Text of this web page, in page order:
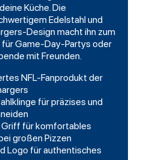
Küche. Die
Edelstahl und
Design macht ihn zum
Game-Day-Partys oder
mit Freunden.
NFL-Fanprodukt der
für präzises und
Griff für komfortables
großen Pizzen
Logo für authentisches